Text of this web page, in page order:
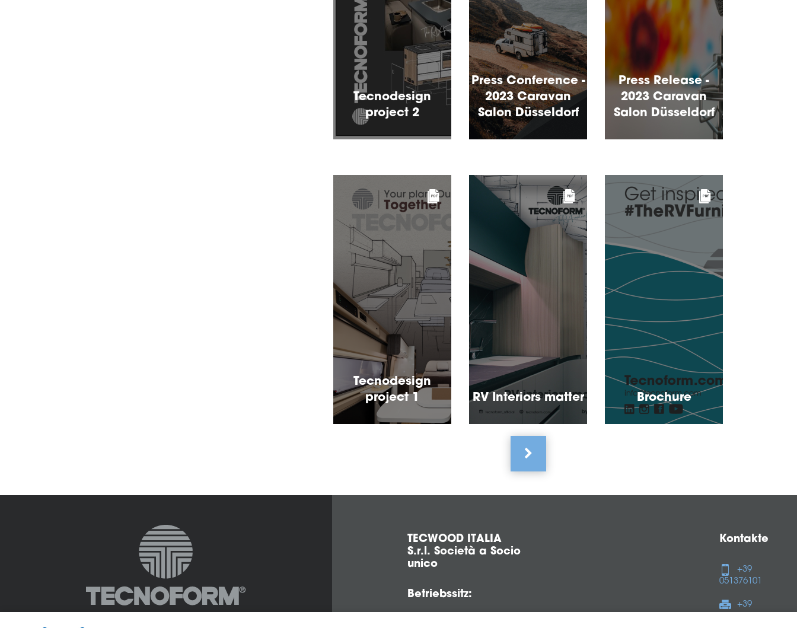
Tecnodesign
project 2
Press Conference -
2023 Caravan
Salon Düsseldorf
Press Release -
2023 Caravan
Salon Düsseldorf
Tecnodesign
project 1
RV Interiors matter Brochure
TECWOOD ITALIA
S.r.l. Società a Socio
unico
Betriebssitz:
Kontakte
+39
051376101
+39